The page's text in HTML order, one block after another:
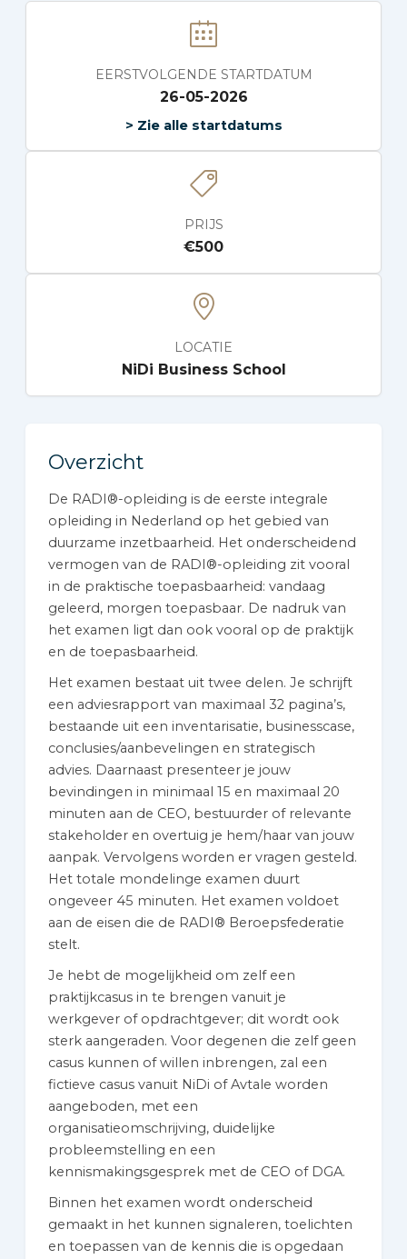
EERSTVOLGENDE STARTDATUM
26-05-2026
> Zie alle startdatums
PRIJS
€500
LOCATIE
NiDi Business School
Overzicht
De RADI®-opleiding is de eerste integrale
opleiding in Nederland op het gebied van
duurzame inzetbaarheid. Het onderscheidend
vermogen van de RADI®-opleiding zit vooral
in de praktische toepasbaarheid: vandaag
geleerd, morgen toepasbaar. De nadruk van
het examen ligt dan ook vooral op de praktijk
en de toepasbaarheid.
Het examen bestaat uit twee delen. Je schrijft
een adviesrapport van maximaal 32 pagina’s,
bestaande uit een inventarisatie, businesscase,
conclusies/aanbevelingen en strategisch
advies. Daarnaast presenteer je jouw
bevindingen in minimaal 15 en maximaal 20
minuten aan de CEO, bestuurder of relevante
stakeholder en overtuig je hem/haar van jouw
aanpak. Vervolgens worden er vragen gesteld.
Het totale mondelinge examen duurt
ongeveer 45 minuten. Het examen voldoet
aan de eisen die de RADI® Beroepsfederatie
stelt.
Je hebt de mogelijkheid om zelf een
praktijkcasus in te brengen vanuit je
werkgever of opdrachtgever; dit wordt ook
sterk aangeraden. Voor degenen die zelf geen
casus kunnen of willen inbrengen, zal een
fictieve casus vanuit NiDi of Avtale worden
aangeboden, met een
organisatieomschrijving, duidelijke
probleemstelling en een
kennismakingsgesprek met de CEO of DGA.
Binnen het examen wordt onderscheid
gemaakt in het kunnen signaleren, toelichten
en toepassen van de kennis die is opgedaan